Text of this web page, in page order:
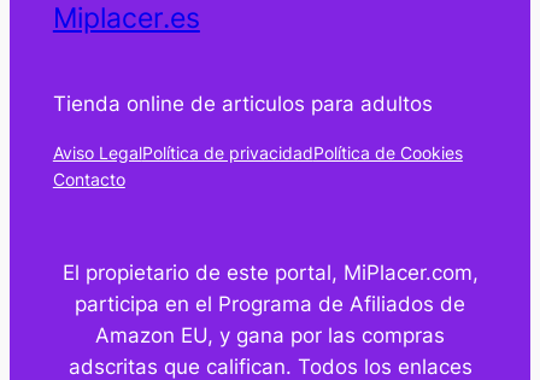
Miplacer.es
Tienda online de articulos para adultos
Aviso LegalPolítica de privacidadPolítica de Cookies
Contacto
El propietario de este portal, MiPlacer.com,
participa en el Programa de Afiliados de
Amazon EU, y gana por las compras
adscritas que califican. Todos los enlaces